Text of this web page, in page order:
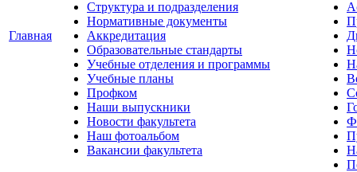
Главная
Структура и подразделения
Нормативные документы
Аккредитация
Образовательные стандарты
Учебные отделения и программы
Учебные планы
Профком
Наши выпускники
Новости факультета
Наш фотоальбом
Вакансии факультета